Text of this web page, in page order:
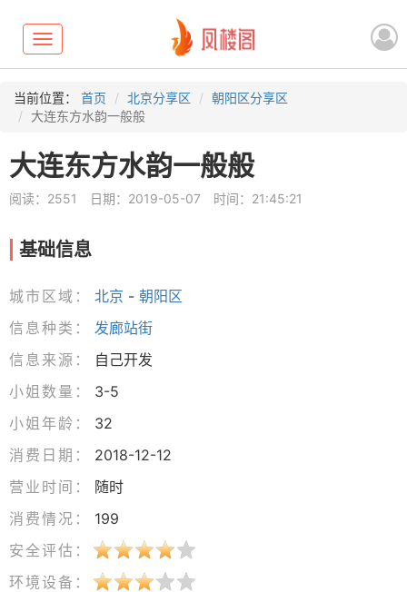
Toggle
navigation
当前位置： 首页 北京分享区
朝阳区分享区
大连东方水韵一般般
大连东方水韵一般般
阅读：2551 日期：2019-05-07 时间：21:45:21
基础信息
城市区域： 北京 - 朝阳区
信息种类：
发廊站街
信息来源：
自己开发
小姐数量：
3-5
小姐年龄：
32
消费日期：
2018-12-12
营业时间：
随时
消费情况：
199
安全评估：
环境设备：